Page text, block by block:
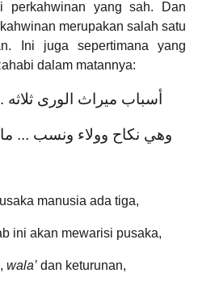
perkahwinan yang sah. Dan
merupakan salah satu
Ini juga sepertimana yang
dalam matannya:
أسباب ميراث الورى ثلاثه
وهي نكاح وولاء ونسب ...
manusia ada tiga,
ini akan mewarisi pusaka,
wala’ dan keturunan,